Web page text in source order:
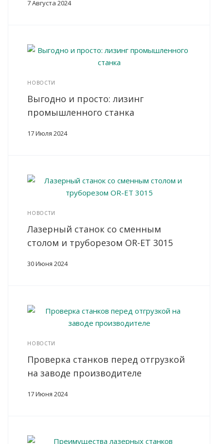
7 Августа 2024
НОВОСТИ
Выгодно и просто: лизинг
промышленного станка
17 Июля 2024
НОВОСТИ
Лазерный станок со сменным
столом и труборезом OR-ET 3015
30 Июня 2024
НОВОСТИ
Проверка станков перед отгрузкой
на заводе производителе
17 Июня 2024